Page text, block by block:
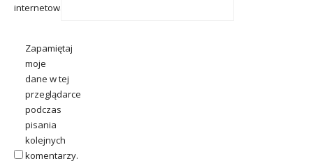
internetowa
Zapamiętaj
moje
dane w tej
przeglądarce
podczas
pisania
kolejnych
komentarzy.